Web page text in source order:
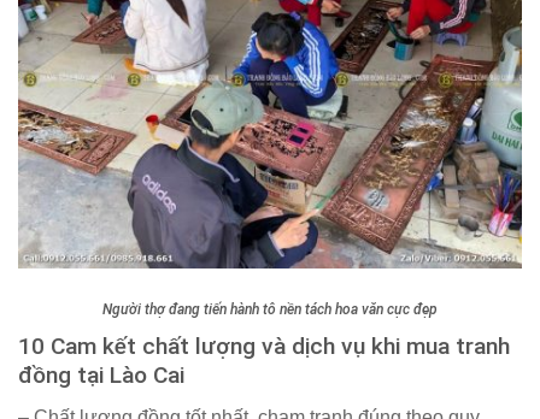
Người thợ đang tiến hành tô nền tách hoa văn cực đẹp
10 Cam kết chất lượng và dịch vụ khi mua tranh
đồng tại Lào Cai